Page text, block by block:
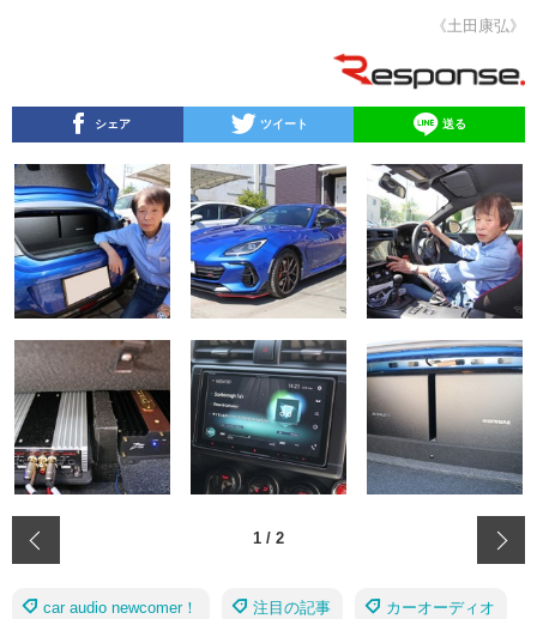
《土田康弘》
シェア ツイート 送る
1 / 2
car audio newcomer！ 注目の記事 カーオーディオ